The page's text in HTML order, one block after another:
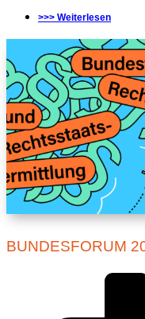
>>> Weiterlesen
BUNDESFORUM